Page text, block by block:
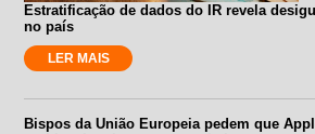
Estratificação de dados do IR revela
no país
LER MAIS
Bispos da União Europeia pedem que